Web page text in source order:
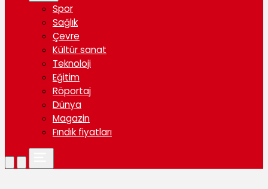
Spor
Sağlık
Çevre
Kültür sanat
Teknoloji
Eğitim
Röportaj
Dünya
Magazin
Fındık fiyatları